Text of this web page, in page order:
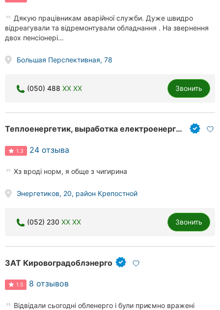
Дякую працівникам аварійної служби. Дуже швидро
відреагували та відремонтували обладнання . На звернення
двох пенсіонері...
Большая Перспективная, 78
(050) 488 XX XX Звонить
Теплоенергетик, выработка електроенергии, услуги теплоснабжения
1.3 24 отзыва
Хз вроді норм, я обще з чигирина
Энергетиков, 20, район Крепостной
(052) 230 XX XX Звонить
ЗАТ Кировоградоблэнерго
1.5 8 отзывов
Відвідали сьогодні обленерго і були приємно вражені